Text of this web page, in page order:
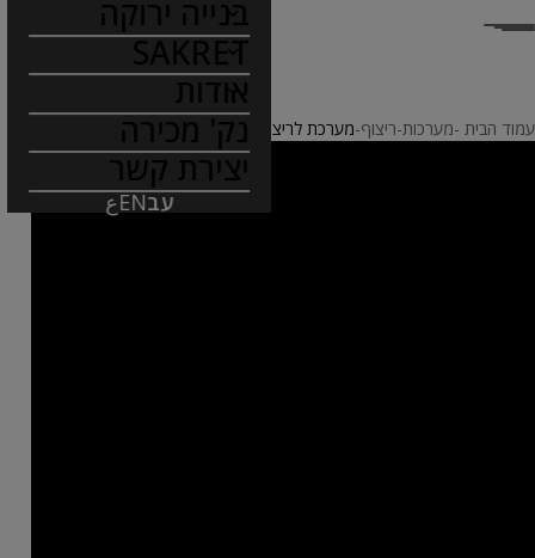
בנייה ירוקה
SAKRET
אודות
נק' מכירה
יצירת קשר
עבENع
עמוד הבית מערכות ריצוף מערכת לריצוף אריחים עם מלט צמנט על סומסום